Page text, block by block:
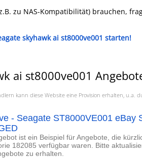
zu NAS-Kompatibilität) brauchen,
skyhawk ai st8000ve001 starten!
ai st8000ve001
kann diese Website eine Provision erhalten, u.a.
- Seagate ST8000VE001 eBay
ist ein Beispiel für Angebote, die
182085 verfügbar waren. Bitte
zu erhalten.